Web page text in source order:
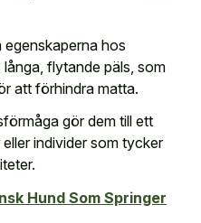
egenskaperna hos
flytande päls, som
att förhindra matta.
gör dem till ett
individer som tycker
Hund Som Springer